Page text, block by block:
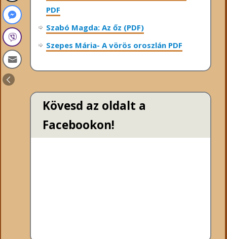
PDF
Szabó Magda: Az őz (PDF)
Szepes Mária- A vörös oroszlán PDF
Kövesd az oldalt a
Facebookon!